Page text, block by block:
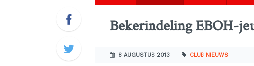
Bekerindeling EBOH-
8 AUGUSTUS 2013 CLUB NIEUWS